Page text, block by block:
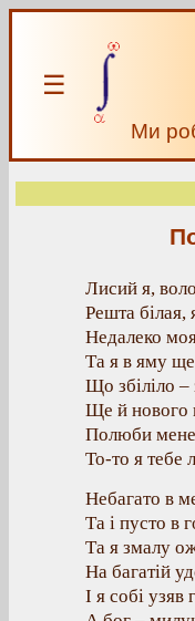
☰
Ми
Лисий я,
Решта білая,
Недалеко
Та я в яму ще
Що збіліло
Ще й нового
Полюби
То-то я тебе
Небагато в
Та і пусто в
Та я змалу
На багатій
І я собі узяв